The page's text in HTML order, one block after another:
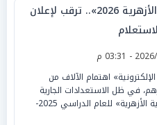
«نتيجة الثانوية الأزهرية 2026».. ترقب لإعلان
اهتمام الآلاف من
في ظل الاستعدادات الجارية
لإعلان نتيجة «الثانوية الأزهرية» للعام الدراسي 2025-